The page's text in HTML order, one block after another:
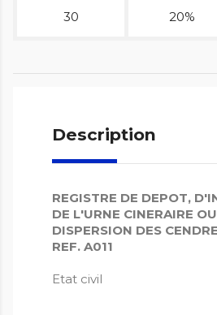
30 20%
Description
REGISTRE DE DEPOT,
DE L'URNE CINERAIRE
DISPERSION DES
REF. A011
Etat civil